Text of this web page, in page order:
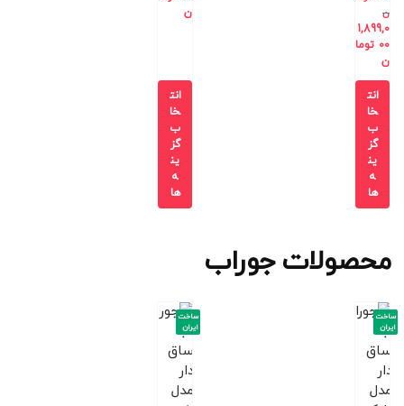
ن
1,899,0
00 توما
ن
انت
خا
ب
گز
ین
ه
ها
ن
انت
خا
ب
گز
ین
ه
ها
محصولات جوراب
ساخت
ایران
ساخت
ایران